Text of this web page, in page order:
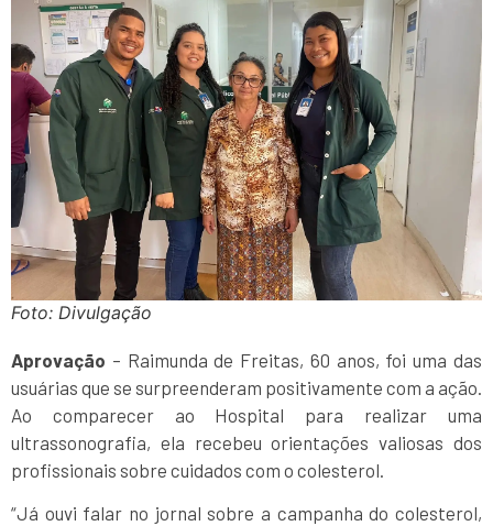
Foto: Divulgação
Aprovação – Raimunda de Freitas, 60 anos, foi uma das
usuárias que se surpreenderam positivamente com a ação.
Ao comparecer ao Hospital para realizar uma
ultrassonografia, ela recebeu orientações valiosas dos
profissionais sobre cuidados com o colesterol.
“Já ouvi falar no jornal sobre a campanha do colesterol,